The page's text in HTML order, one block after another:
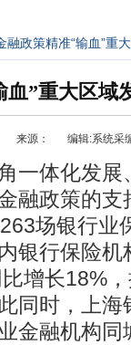
选车
融政策精准“输血”重
血”重大区域
来源： 编辑:系统采
体化发展
融政策的支
场银行业
银行保险机
增长18%
同时，上海
金融机构